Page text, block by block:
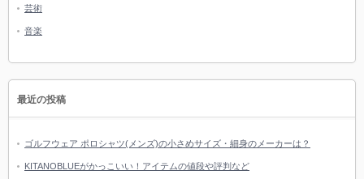
芸術
音楽
最近の投稿
ゴルフウェア ポロシャツ(メンズ)の小さめサイズ・細身のメーカーは？
KITANOBLUEがかっこいい！アイテムの値段や評判など